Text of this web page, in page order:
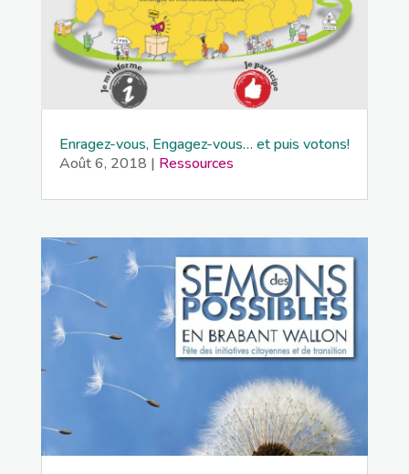
Enragez-vous, Engagez-vous… et puis votons!
Août 6, 2018 | Ressources